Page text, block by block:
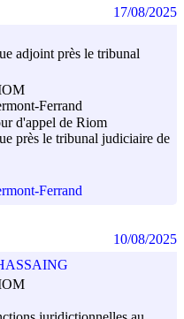
adjoint près le tribunal
Ferrand
d'appel de Riom
près le tribunal judiciaire de
Ferrand
17/08/2025
10/08/2025